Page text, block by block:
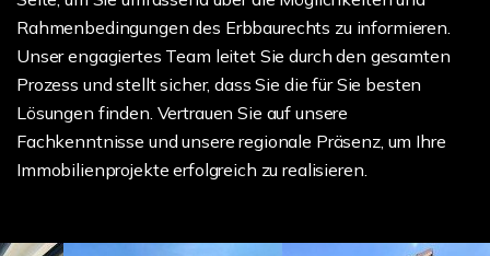
Rahmenbedingungen des Erbbaurechts zu informieren.
Unser engagiertes Team leitet Sie durch den gesamten
Prozess und stellt sicher, dass Sie die für Sie besten
Lösungen finden. Vertrauen Sie auf unsere
Fachkenntnisse und unsere regionale Präsenz, um Ihre
Immobilienprojekte erfolgreich zu realisieren.